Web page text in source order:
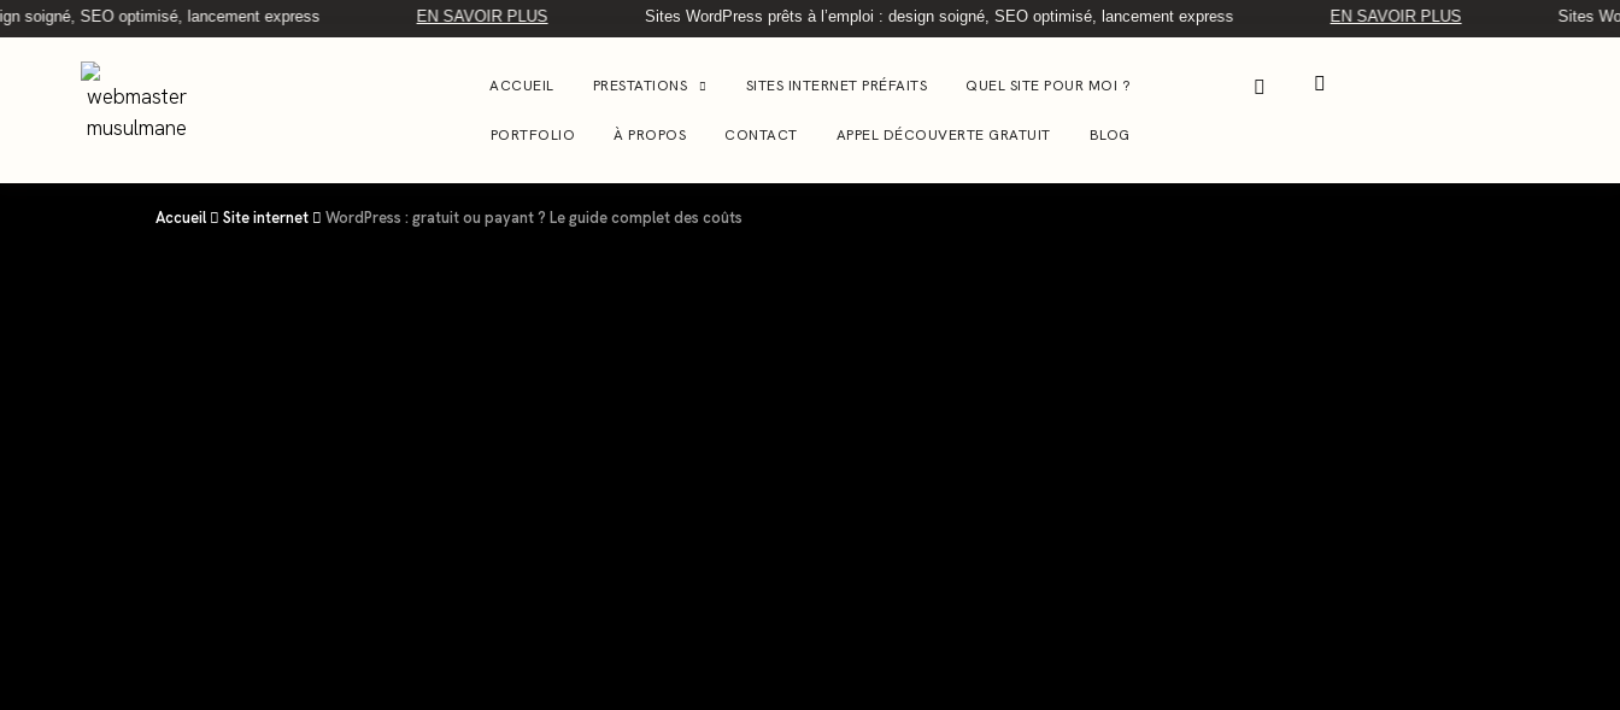
SEO optimisé, lancement express EN SAVOIR PLUS Sites WordPress prêts à l’emploi : design soigné, SEO optimisé, lancement express EN SAVOIR PLUS Sites
ACCUEIL PRESTATIONS SITES INTERNET PRÉFAITS QUEL SITE POUR MOI ?
PORTFOLIO À PROPOS CONTACT APPEL DÉCOUVERTE GRATUIT BLOG
Accueil Site internet WordPress : gratuit ou payant ? Le guide complet des coûts